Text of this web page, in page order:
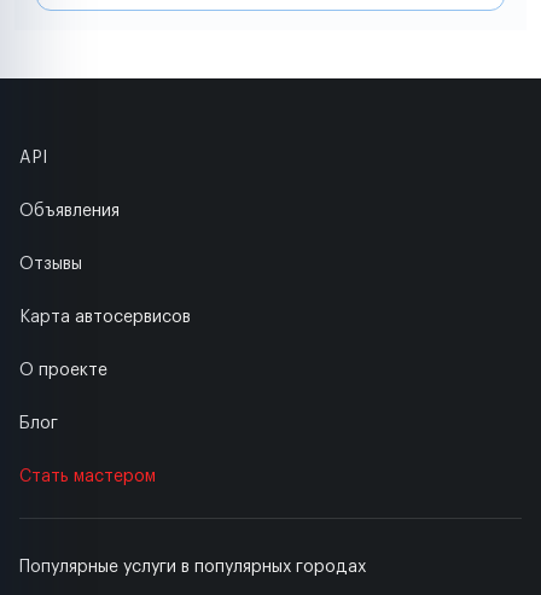
Популярные услуги в популярных городах
API
Объявления
Отзывы
Карта автосервисов
О проекте
Блог
Стать мастером